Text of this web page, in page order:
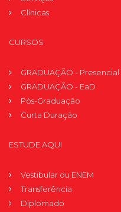
Clínicas
CURSOS
GRADUAÇÃO - Presencial
GRADUAÇÃO - EaD
Pós-Graduação
Curta Duração
ESTUDE AQUI
Vestibular ou ENEM
Transferência
Diplomado